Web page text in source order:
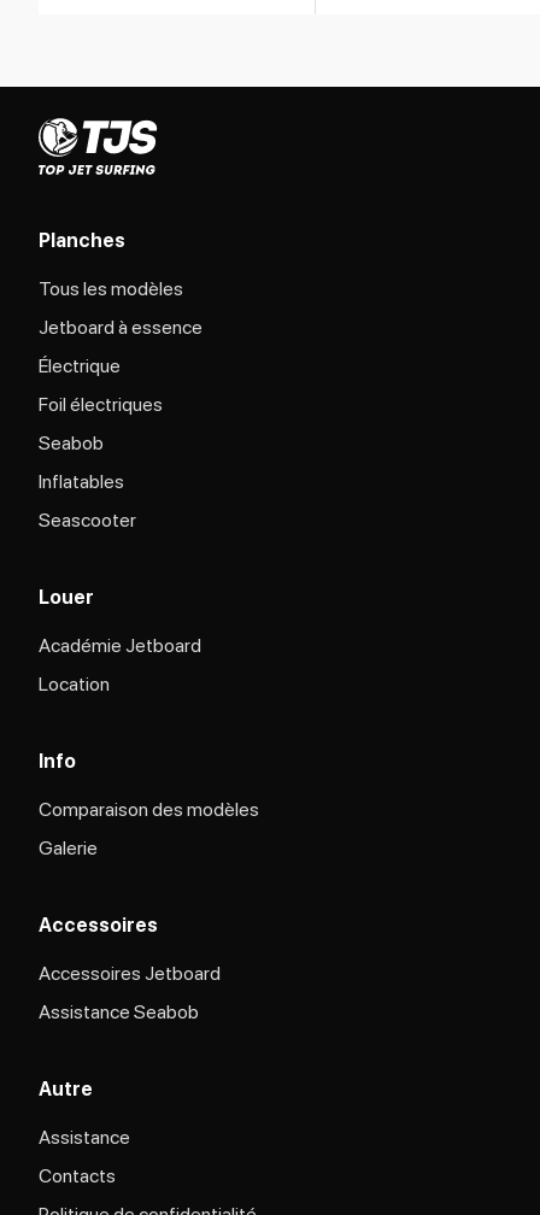
Planches
Tous les modèles
Jetboard à essence
Électrique
Foil électriques
Seabob
Inflatables
Seascooter
Louer
Académie Jetboard
Location
Info
Comparaison des modèles
Galerie
Accessoires
Accessoires Jetboard
Assistance Seabob
Autre
Assistance
Contacts